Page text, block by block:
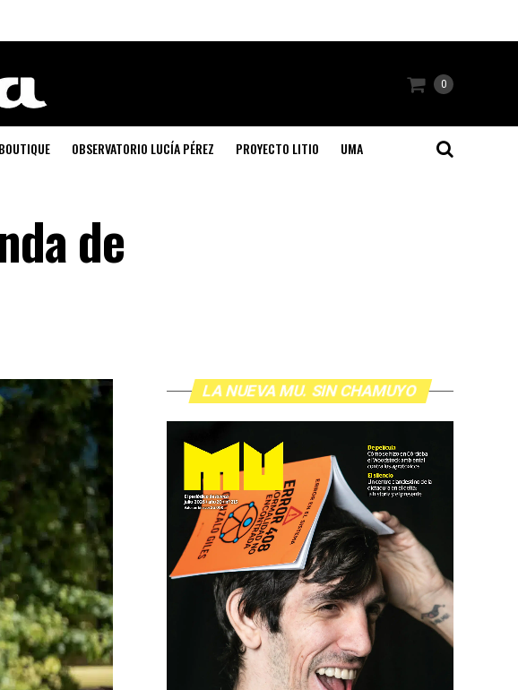
0
OBSERVATORIO LUCÍA PÉREZ PROYECTO LITIO UMA
de
LA NUEVA MU. SIN CHAMUYO